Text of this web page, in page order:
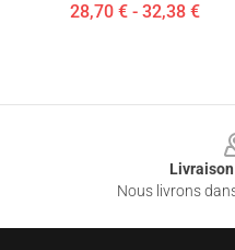
28,70 € - 32,38 €
Nous livrons